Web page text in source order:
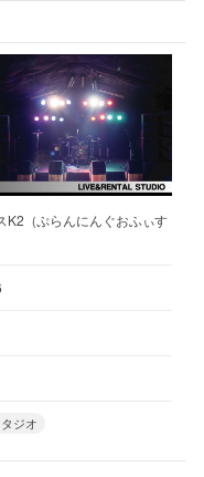
K2（ぷらんにんぐおふぃす
ジオ